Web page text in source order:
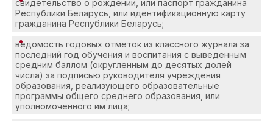
свидетельство о рождении, или паспорт гражданина
Республики Беларусь, или идентификационную карту
гражданина Республики Беларусь;
ведомость годовых отметок из классного журнала за
последний год обучения и воспитания с выведенным
средним баллом (округленным до десятых долей
числа) за подписью руководителя учреждения
образования, реализующего образовательные
программы общего среднего образования, или
уполномоченного им лица;